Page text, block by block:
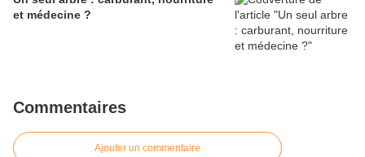
et médecine ?
Commentaires
Ajouter un commentaire